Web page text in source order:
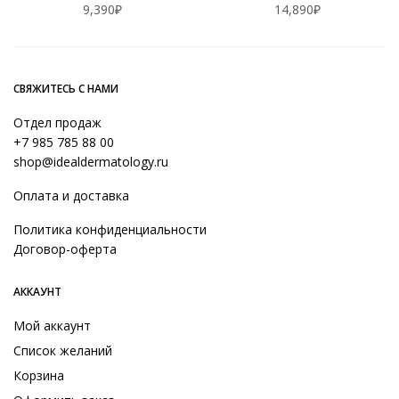
9,390₽ 14,890₽
СВЯЖИТЕСЬ С НАМИ
Отдел продаж
+7 985 785 88 00
shop@idealdermatology.ru
Оплата и доставка
Политика конфиденциальности
Договор-оферта
АККАУНТ
Мой аккаунт
Список желаний
Корзина